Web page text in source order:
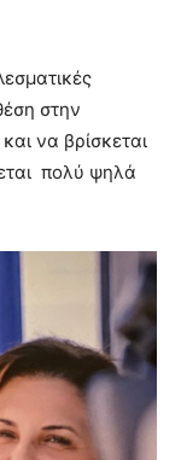
στην
να βρίσκεται
πολύ ψηλά